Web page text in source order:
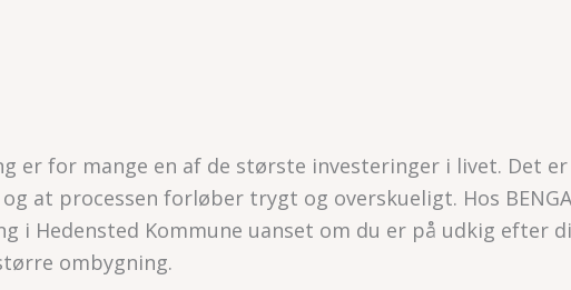
er for mange en af de største investeringer i livet. Det
at processen forløber trygt og overskueligt. Hos BENGA
i Hedensted Kommune uanset om du er på udkig efter
ombygning.